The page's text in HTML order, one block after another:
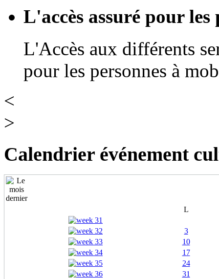
L'accès assuré pour
L'Accès aux différents
pour les personnes à
<
>
Calendrier événement
L
3
10
17
24
31